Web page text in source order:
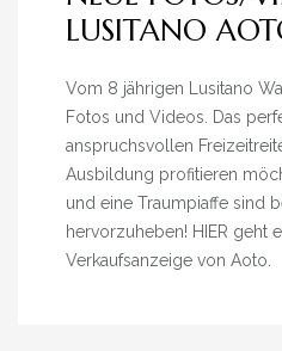
LUSITANO
Vom 8 jährigen Lusitano
Fotos und Videos. Das
anspruchsvollen
Ausbildung profitieren
und eine Traumpiaffe sind
hervorzuheben! HIER geht
Verkaufsanzeige von Aoto.